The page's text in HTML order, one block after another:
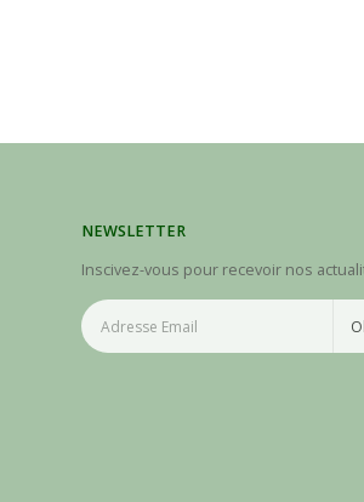
NEWSLETTER
Inscivez-vous pour recevoir nos